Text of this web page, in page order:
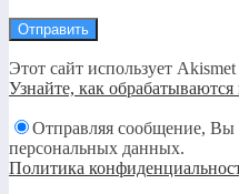
Этот сайт использует
Узнайте, как
Отправляя сообщение, Вы
персональных данных.
Политика